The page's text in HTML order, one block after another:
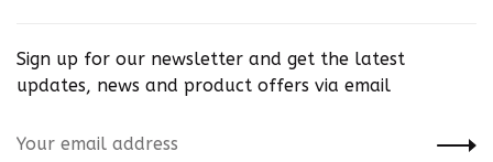
Sign up for our newsletter and get the latest
updates, news and product offers via email